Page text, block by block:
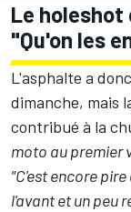
Le
"Qu'on les
L'asphalte a
dimanche, mais
contribué à la
moto au premier
"C'est encore
l'avant et un peu